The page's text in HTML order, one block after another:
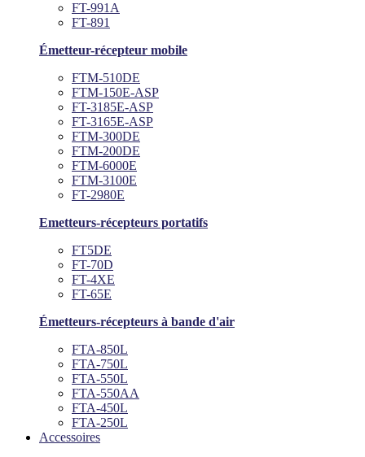
FT-991A
FT-891
Émetteur-récepteur mobile
FTM-510DE
FTM-150E-ASP
FT-3185E-ASP
FT-3165E-ASP
FTM-300DE
FTM-200DE
FTM-6000E
FTM-3100E
FT-2980E
Emetteurs-récepteurs portatifs
FT5DE
FT-70D
FT-4XE
FT-65E
Émetteurs-récepteurs à bande d'air
FTA-850L
FTA-750L
FTA-550L
FTA-550AA
FTA-450L
FTA-250L
Accessoires